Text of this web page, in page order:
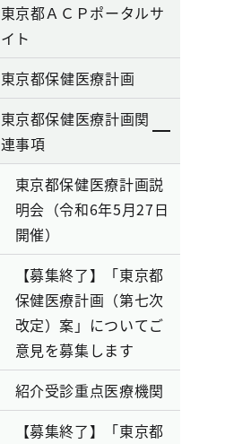
東京都ＡＣＰポータルサ
イト
東京都保健医療計画
東京都保健医療計画関
連事項
東京都保健医療計画説
明会（令和6年5月27日
開催）
【募集終了】「東京都
保健医療計画（第七次
改定）案」についてご
意見を募集します
紹介受診重点医療機関
【募集終了】「東京都